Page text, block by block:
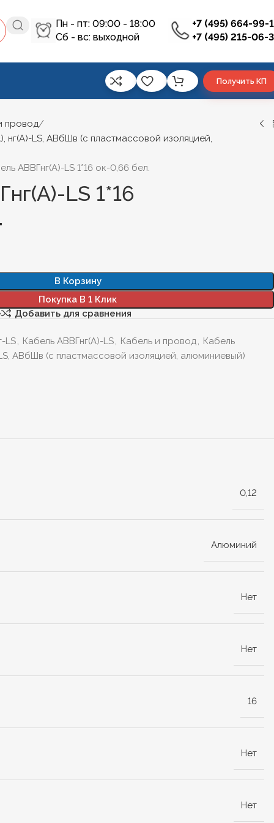
Пн - пт: 09:00 - 18:00
Сб - вс: выходной
+7 (495) 664-99-
+7 (495) 215-06-
Получить КП
провод
нг(А)-LS, АВбШв (с пластмассовой изоляцией,
АВВГнг(А)-LS 1*16 ок-0,66 бел.
LS 1*16
В Корзину
Покупка В 1 Клик
Добавить для сравнения
LS, Кабель АВВГнг(А)-LS, Кабель и провод, Кабель
АВбШв (с пластмассовой изоляцией, алюминиевый)
0,12
Алюминий
Нет
Нет
16
Нет
Нет